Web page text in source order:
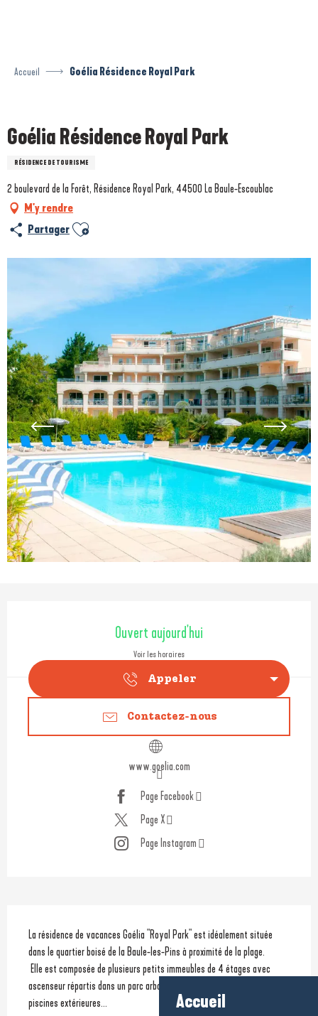
Accueil
Accueil Goélia Résidence Royal Park
Goélia Résidence Royal Park
RÉSIDENCE DE TOURISME
2 boulevard de la Forêt, Résidence Royal Park, 44500 La Baule-Escoublac
M'y rendre
Partager Ajouter aux favoris
Ouverture et coordonnées
Ouvert aujourd'hui
Voir les horaires
Appeler
Contactez-nous
www.goelia.com
Page Facebook
Page X
Page Instagram
Description
La résidence de vacances Goélia "Royal Park" est idéalement située
dans le quartier boisé de la Baule-les-Pins à proximité de la plage.
ascenseur répartis dans un parc arboré de 4 hectares et dispose de 2
piscines extérieures...